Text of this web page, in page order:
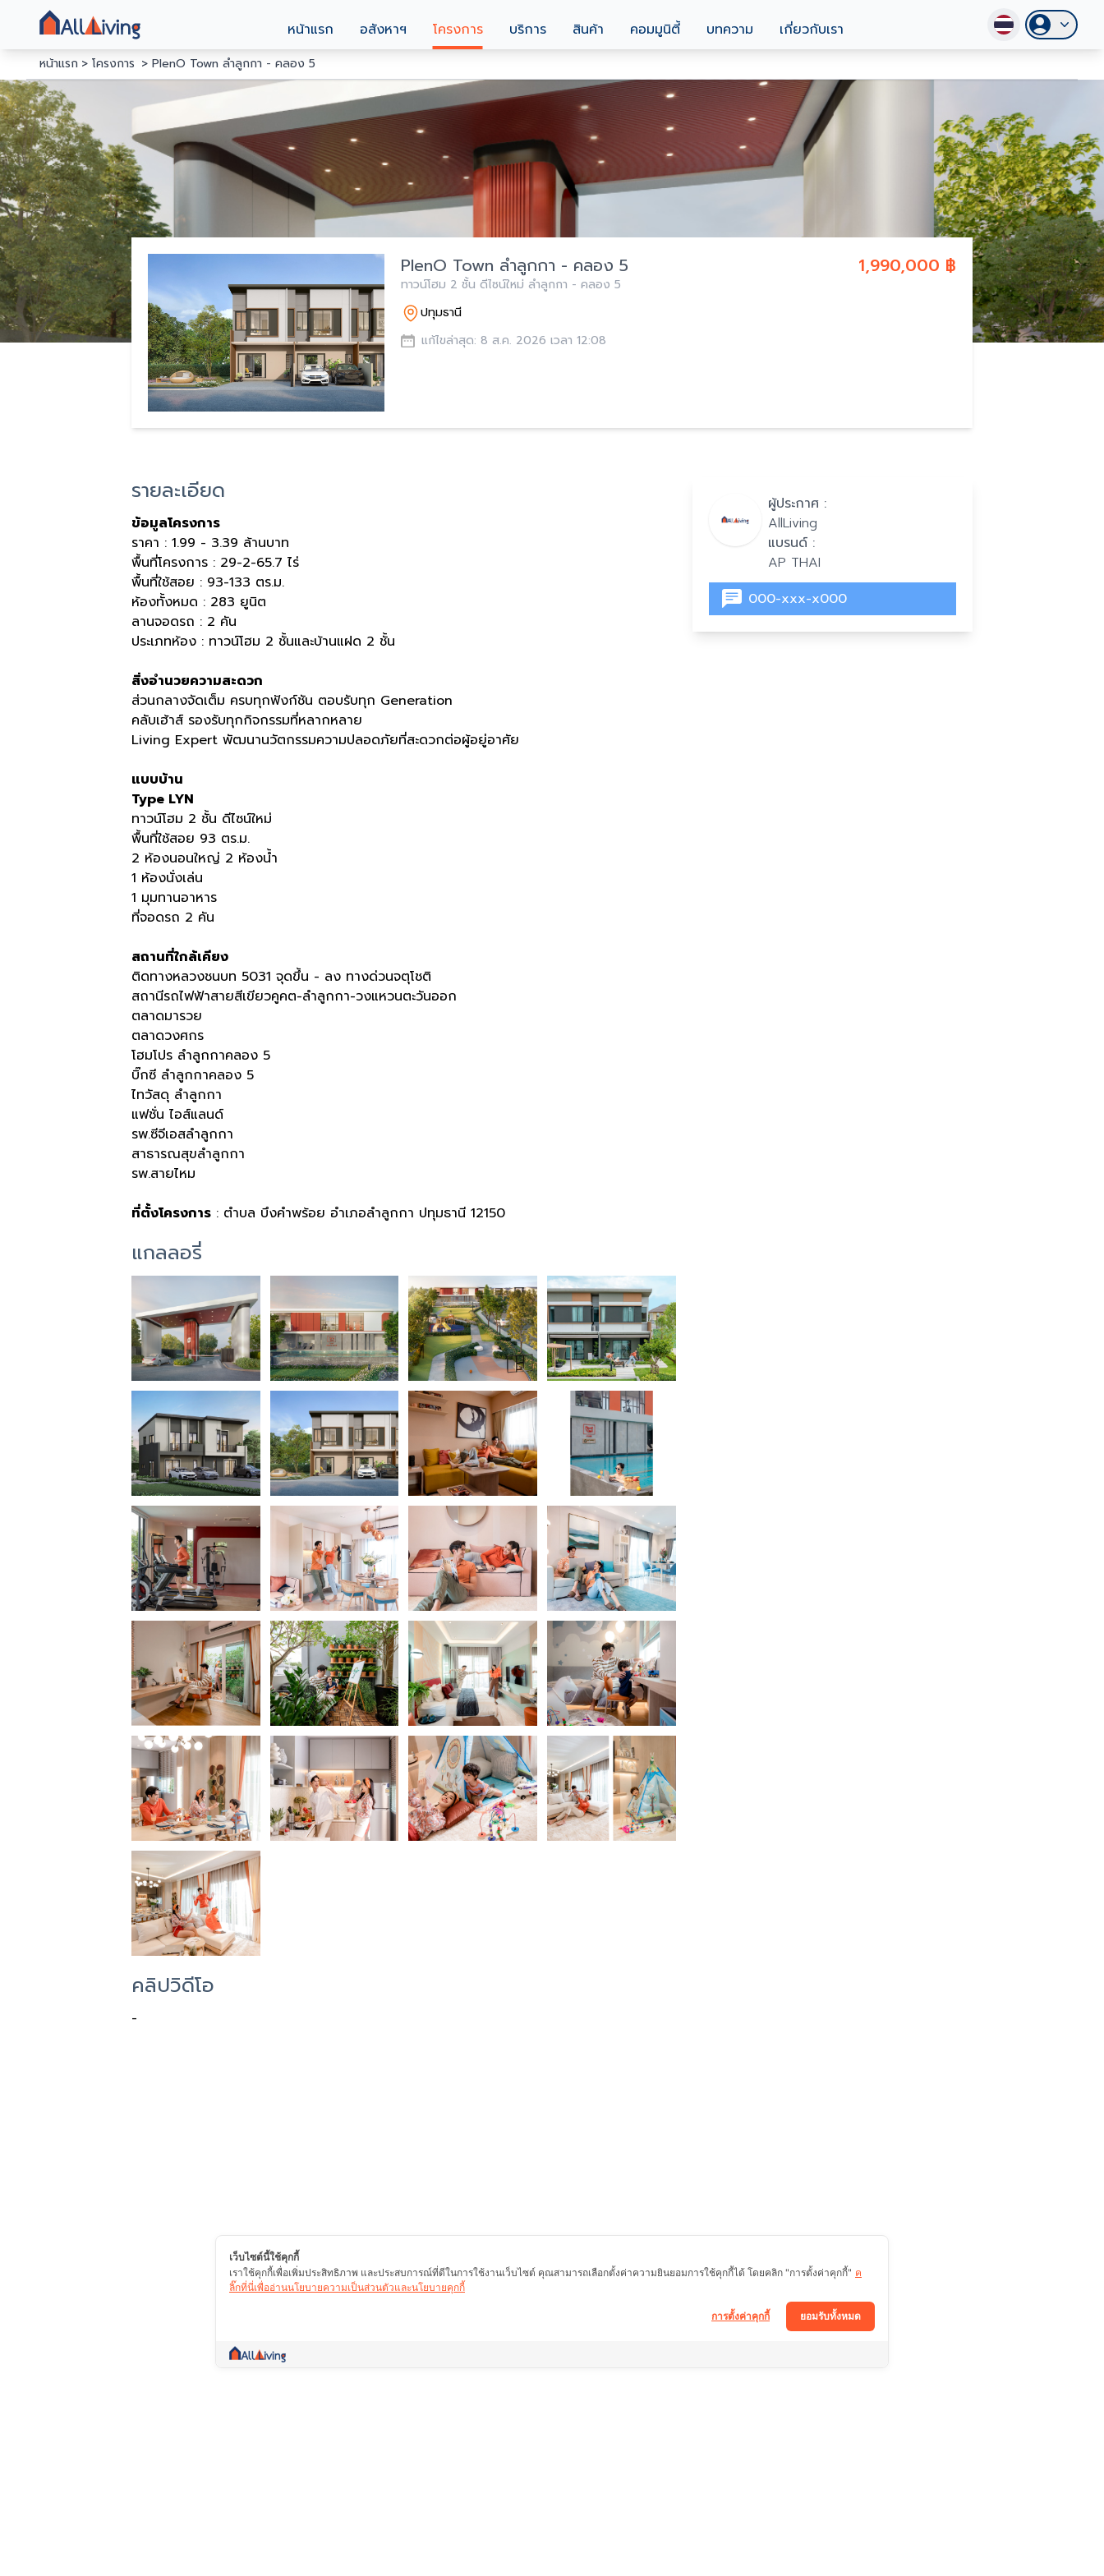
หน้าแรก อสังหาฯ โครงการ บริการ สินค้า คอมมูนิตี้ บทความ เกี่ยวกับเรา
หน้าแรก โครงการ PlenO Town ลำลูกกา - คลอง 5
1,990,000 ฿
PlenO Town ลำลูกกา - คลอง 5
ทาวน์โฮม 2 ชั้น ดีไซน์ใหม่ ลำลูกกา - คลอง 5
ปทุมธานี
แก้ไขล่าสุด: 8 ส.ค. 2026 เวลา 12:08
รายละเอียด
ข้อมูลโครงการ
ราคา : 1.99 - 3.39 ล้านบาท
พื้นที่โครงการ : 29-2-65.7 ไร่
พื้นที่ใช้สอย : 93-133 ตร.ม.
ห้องทั้งหมด : 283 ยูนิต
ลานจอดรถ : 2 คัน
ประเภทห้อง : ทาวน์โฮม 2 ชั้นและบ้านแฝด 2 ชั้น
สิ่งอำนวยความสะดวก
ส่วนกลางจัดเต็ม ครบทุกฟังก์ชัน ตอบรับทุก Generation
คลับเฮ้าส์ รองรับทุกกิจกรรมที่หลากหลาย
Living Expert พัฒนานวัตกรรมความปลอดภัยที่สะดวกต่อผู้อยู่อาศัย
แบบบ้าน
Type LYN
ทาวน์โฮม 2 ชั้น ดีไซน์ใหม่
พื้นที่ใช้สอย 93 ตร.ม.
2 ห้องนอนใหญ่ 2 ห้องน้ำ
1 ห้องนั่งเล่น
1 มุมทานอาหาร
ที่จอดรถ 2 คัน
สถานที่ใกล้เคียง
ติดทางหลวงชนบท 5031 จุดขึ้น - ลง ทางด่วนจตุโชติ
สถานีรถไฟฟ้าสายสีเขียวคูคต-ลำลูกกา-วงแหวนตะวันออก
ตลาดมารวย
ตลาดวงศกร
โฮมโปร ลำลูกกาคลอง 5
บิ๊กซี ลำลูกกาคลอง 5
ไทวัสดุ ลำลูกกา
แฟชั่น ไอส์แลนด์
รพ.ซีจีเอสลำลูกกา
สาธารณสุขลำลูกกา
รพ.สายไหม
ที่ตั้งโครงการ : ตำบล บึงคำพร้อย อำเภอลำลูกกา ปทุมธานี 12150
แกลลอรี่
คลิปวิดีโอ
-
ผู้ประกาศ :
AllLiving
แบรนด์ :
AP THAI
000-xxx-x000
เว็บไซต์นี้ใช้คุกกี้
เราใช้คุกกี้เพื่อเพิ่มประสิทธิภาพ และประสบการณ์ที่ดีในการใช้งานเว็บไซต์ คุณสามารถเลือกตั้งค่าความยินยอมการใช้คุกกี้ได้ โดยคลิก "การตั้งค่าคุกกี้" ค
ลิ๊กที่นี่เพื่ออ่านนโยบายความเป็นส่วนตัวและนโยบายคุกกี้
ยอมรับทั้งหมด
การตั้งค่าคุกกี้